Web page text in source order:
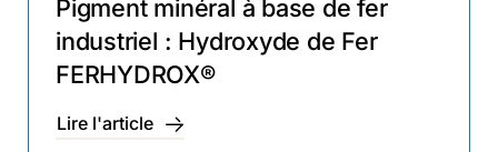
Pigment minéral à base de fer
industriel : Hydroxyde de Fer
FERHYDROX®
Lire l'article